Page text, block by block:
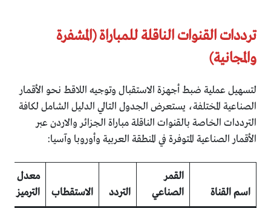
ترددات القنوات الناقلة للمباراة (المشفرة
والمجانية)
لتسهيل عملية ضبط أجهزة الاستقبال وتوجيه اللاقط نحو الأقمار
الصناعية المختلفة، يستعرض الجدول التالي الدليل الشامل لكافة
الترددات الخاصة بالقنوات الناقلة مباراة الجزائر والاردن عبر
الأقمار الصناعية المتوفرة في المنطقة العربية وأوروبا وآسيا:
اسم القناة
القمر
الصناعي
التردد الاستقطاب
معدل
الترميز